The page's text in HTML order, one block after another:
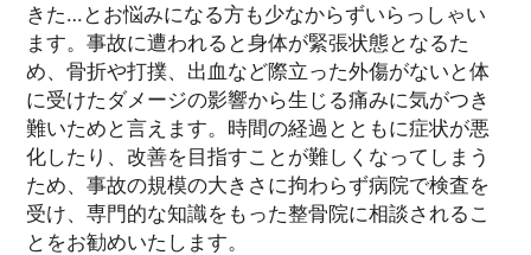
きた…とお悩みになる方も少なからずいらっしゃい
ます。事故に遭われると身体が緊張状態となるた
め、骨折や打撲、出血など際立った外傷がないと体
に受けたダメージの影響から生じる痛みに気がつき
難いためと言えます。時間の経過とともに症状が悪
化したり、改善を目指すことが難しくなってしまう
ため、事故の規模の大きさに拘わらず病院で検査を
受け、専門的な知識をもった整骨院に相談されるこ
とをお勧めいたします。